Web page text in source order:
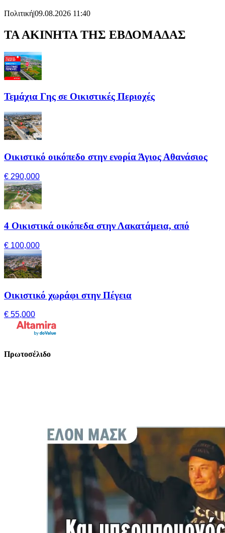
Πολιτική|09.08.2026 11:40
ΤΑ ΑΚΙΝΗΤΑ ΤΗΣ ΕΒΔΟΜΑΔΑΣ
Τεμάχια Γης σε Οικιστικές Περιοχές
Οικιστικό οικόπεδο στην ενορία Άγιος Αθανάσιος
€ 290,000
4 Οικιστικά οικόπεδα στην Λακατάμεια, από
€ 100,000
Οικιστικό χωράφι στην Πέγεια
€ 55,000
Πρωτοσέλιδο